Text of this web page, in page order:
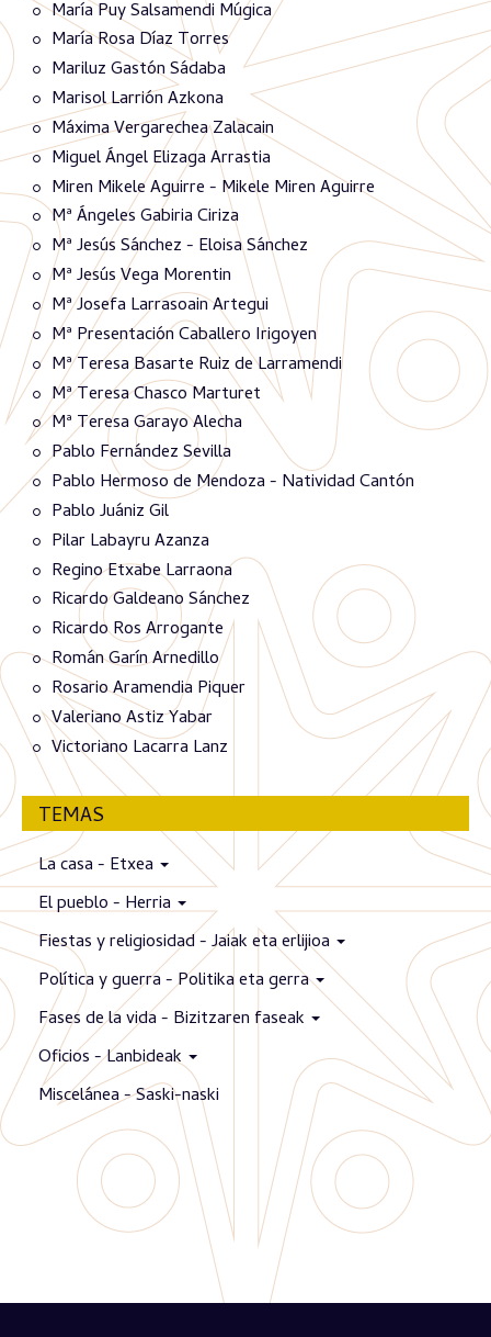
María Puy Salsamendi Múgica
María Rosa Díaz Torres
Mariluz Gastón Sádaba
Marisol Larrión Azkona
Máxima Vergarechea Zalacain
Miguel Ángel Elizaga Arrastia
Miren Mikele Aguirre - Mikele Miren Aguirre
Mª Ángeles Gabiria Ciriza
Mª Jesús Sánchez - Eloisa Sánchez
Mª Jesús Vega Morentin
Mª Josefa Larrasoain Artegui
Mª Presentación Caballero Irigoyen
Mª Teresa Basarte Ruiz de Larramendi
Mª Teresa Chasco Marturet
Mª Teresa Garayo Alecha
Pablo Fernández Sevilla
Pablo Hermoso de Mendoza - Natividad Cantón
Pablo Juániz Gil
Pilar Labayru Azanza
Regino Etxabe Larraona
Ricardo Galdeano Sánchez
Ricardo Ros Arrogante
Román Garín Arnedillo
Rosario Aramendia Piquer
Valeriano Astiz Yabar
Victoriano Lacarra Lanz
TEMAS
La casa - Etxea
El pueblo - Herria
Fiestas y religiosidad - Jaiak eta erlijioa
Política y guerra - Politika eta gerra
Fases de la vida - Bizitzaren faseak
Oficios - Lanbideak
Miscelánea - Saski-naski